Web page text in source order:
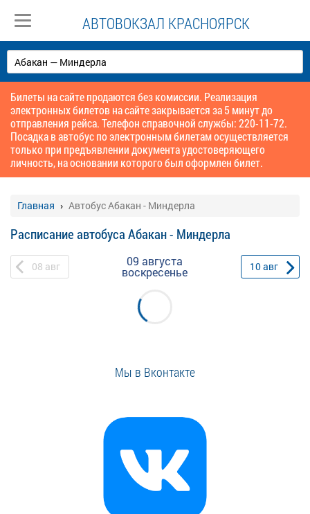
АВТОВОКЗАЛ КРАСНОЯРСК
Билеты на сайте продаются без комиссии. Реализация
электронных билетов на сайте закрывается за 5 минут до
отправления рейса. Телефон справочной службы: 220-11-72.
Посадка в автобус по электронным билетам осуществляется
только при предъявлении документа удостоверяющего
личность, на основании которого был оформлен билет.
Главная Автобус Абакан - Миндерла
Расписание автобуса Абакан - Миндерла
08 авг 09 августа
воскресенье 10авг
Мы в Вконтакте